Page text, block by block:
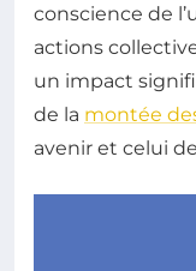
conscience de
actions
un impact
de la montée
avenir et celui